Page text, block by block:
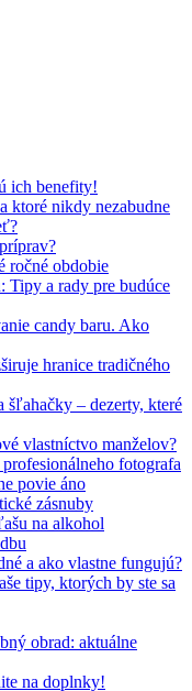
ich benefity!
ktoré nikdy nezabudne
ročné obdobie
Tipy a rady pre budúce
candy baru. Ako
hranice tradičného
– dezerty, které
vlastníctvo manželov?
fotografa
povie áno
zásnuby
na alkohol
a ako vlastne fungujú?
tipy, ktorých by ste sa
obrad: aktuálne
na doplnky!